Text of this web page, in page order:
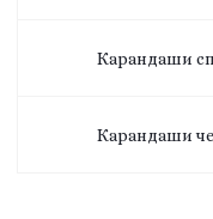
Карандаши
Карандаши